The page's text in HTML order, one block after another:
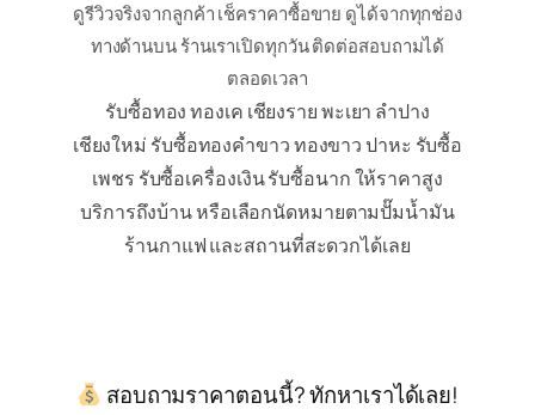
ดูรีวิวจริงจากลูกค้า เช็คราคาซื้อขาย ดูได้จากทุกช่อง
ทางด้านบน ร้านเราเปิดทุกวัน ติดต่อสอบถามได้
ตลอดเวลา
รับซื้อทอง ทองเค เชียงราย พะเยา ลำปาง
เชียงใหม่ รับซื้อทองคำขาว ทองขาว ปาหะ รับซื้อ
เพชร รับซื้อเครื่องเงิน รับซื้อนาก ให้ราคาสูง
บริการถึงบ้าน หรือเลือกนัดหมายตามปั๊มน้ำมัน
ร้านกาแฟ และสถานที่สะดวกได้เลย
สอบถามราคาตอนนี้? ทักหาเราได้เลย!